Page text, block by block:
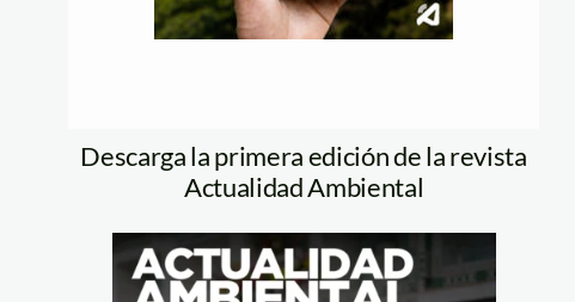
Descarga la primera edición de la revista
Actualidad Ambiental